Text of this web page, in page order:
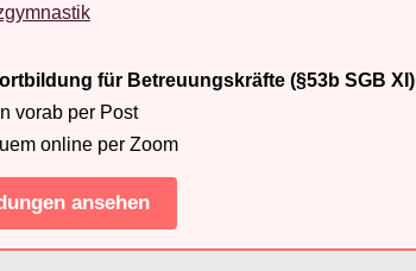
für Betreuungskräfte (§53b SGB XI)
vorab per Post
online per Zoom
ansehen